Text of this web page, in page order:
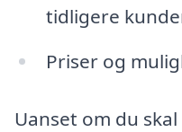
tidligere
Priser og
Uanset om du